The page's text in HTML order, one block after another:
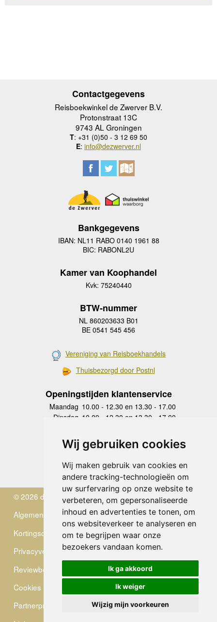
Wij gebruiken cookies
Wij maken gebruik van cookies en
andere tracking-technologieën om
uw surfervaring op onze website te
verbeteren, om gepersonaliseerde
inhoud en advertenties te tonen, om
ons websiteverkeer te analyseren en
om te begrijpen waar onze
bezoekers vandaan komen.
Ik ga akkoord
Ik weiger
Wijzig mijn voorkeuren
Contactgegevens
Reisboekwinkel de Zwerver B.V.
Protonstraat 13C
9743 AL Groningen
T: +31 (0)50 - 3 12 69 50
E: info@dezwerver.nl
Bankgegevens
IBAN: NL11 RABO 0140 1961 88
BIC: RABONL2U
Kamer van Koophandel
Kvk: 75240440
BTW-nummer
NL 860203633 B01
BE 0541 545 456
Vereniging van Reisboekhandels
Thuisbezorgd door Postnl
Openingstijden klantenservice
Maandag 10.00 - 12.30 en 13.30 - 17.00
Dinsdag 10.00 - 12.30 en 13.30 - 17.00
Donderdag
10.00 - 12.30 en 13.30 - 17.00
Vrijdag 10.00 - 12.30 en 13.30 - 17.00
Zaterdag
gesloten
Zondag gesloten
© 2026 de Zwerver
Algemene Voorwaarden
Kortingscode
Privacyverklaring
Reviewbeleid
Cookies
Partnerprogramma